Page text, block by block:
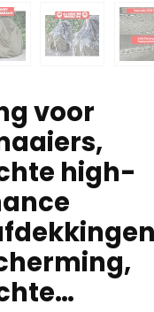
voor
high-